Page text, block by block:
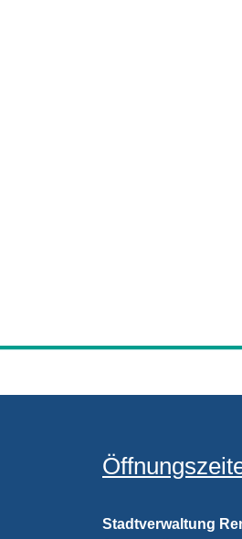
Stadtverwaltung